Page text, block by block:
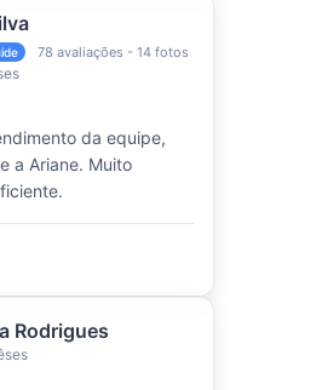
78 avaliações - 14 fotos
da equipe,
a Ariane. Muito
Rodrigues